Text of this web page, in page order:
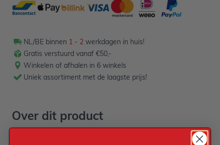
NL/BE binnen 1 - 2 werkdagen in huis!
Gratis verstuurd vanaf €50,-
Winkelen of afhalen in 6 winkels
Uniek assortiment met de laagste prijs!
Over dit product
Kartonnen DIY letter O in het zilver om te combineren met